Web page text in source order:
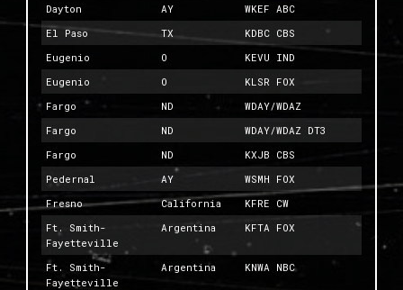
Dayton
AY
WKEF ABC
El Paso
TX
KDBC CBS
Eugenio
O
KEVU IND
Eugenio
O
KLSR FOX
Fargo
ND
WDAY/WDAZ
Fargo
ND
WDAY/WDAZ DT3
Fargo
ND
KXJB CBS
Pedernal
AY
WSMH FOX
Fresno
California
KFRE CW
Ft. Smith-
Fayetteville
Argentina KFTA FOX
Ft. Smith-
Fayetteville
Argentina KNWA NBC